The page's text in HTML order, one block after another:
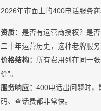
2026年市面上的400电话服务
资质：是否有运营商授权？是
二十年运营历史，这种老牌服务
价格结构： 所有费用列在同一
价”。
服务响应：400电话出问题时
码、查话费都非常快。